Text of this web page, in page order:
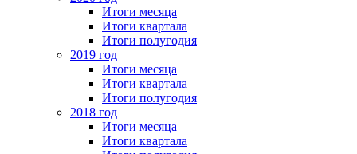
Итоги месяца
Итоги квартала
Итоги полугодия
2019 год
Итоги месяца
Итоги квартала
Итоги полугодия
2018 год
Итоги месяца
Итоги квартала